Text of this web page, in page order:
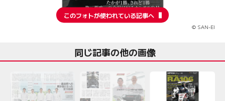
このフォトが使われている記事へ
© SAN-EI
同じ記事の他の画像